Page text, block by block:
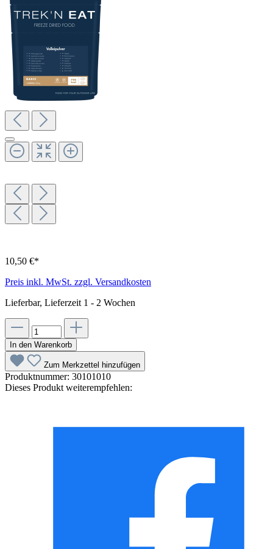
10,50 €*
Preis inkl. MwSt. zzgl. Versandkosten
Lieferbar, Lieferzeit 1 - 2 Wochen
In den Warenkorb
Zum Merkzettel hinzufügen
Produktnummer: 30101010
Dieses Produkt weiterempfehlen: